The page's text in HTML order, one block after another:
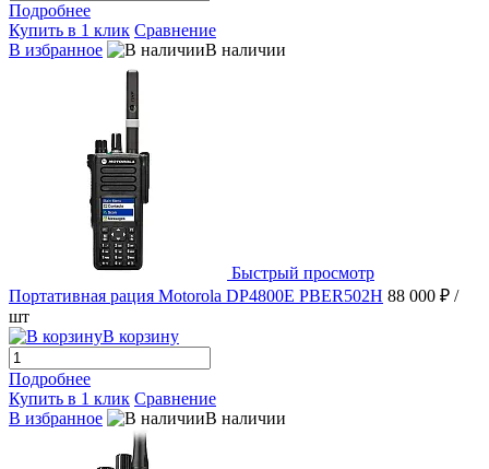
Подробнее
Купить в 1 клик Сравнение
В избранное
В наличии
Быстрый просмотр
Портативная рация Motorola DP4800E PBER502H 88 000 ₽ /
шт
В корзину
Подробнее
Купить в 1 клик Сравнение
В избранное
В наличии